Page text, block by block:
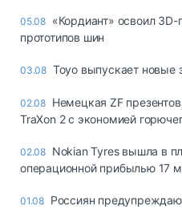
05.08 «Кордиант» освоил
прототипов шин
03.08 Toyo выпускает новые
02.08 Немецкая ZF
TraXon 2 с экономией
02.08 Nokian Tyres вышла в
операционной прибылью 17
01.08 Россиян